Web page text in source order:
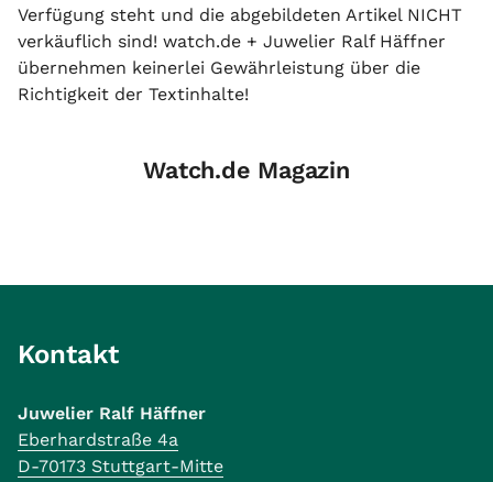
Verfügung steht und die abgebildeten Artikel NICHT
verkäuflich sind! watch.de + Juwelier Ralf Häffner
übernehmen keinerlei Gewährleistung über die
Richtigkeit der Textinhalte!
Watch.de Magazin
Kontakt
Juwelier Ralf Häffner
Eberhardstraße 4a
D-70173 Stuttgart-Mitte